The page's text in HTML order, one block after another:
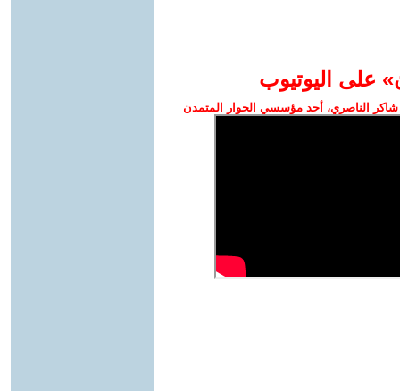
على اليوتيوب
الناصري، أحد مؤسسي الحوار المتمدن